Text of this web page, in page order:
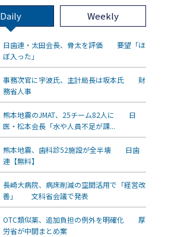
Daily Weekly
日歯連・太田会長、骨太を評価 要望「ほ
ぼ入った」
事務次官に宇波氏、主計局長は坂本氏 財
務省人事
熊本地震のJMAT、25チーム82人に 日
医・松本会長「水や人員不足が課...
熊本地震、歯科診52施設が全半壊 日歯
連【無料】
長崎大病院、病床削減の空間活用で「経営改
善」 文科省会議で発表
OTC類似薬、追加負担の例外を明確化 厚
労省が中間まとめ案